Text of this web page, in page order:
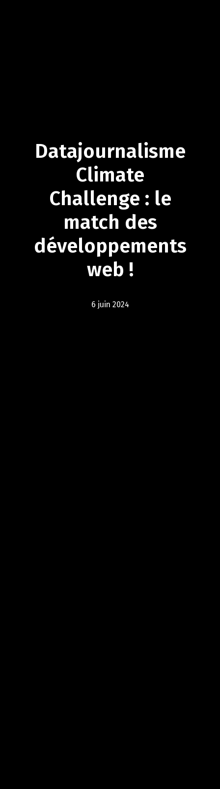
Datajournalisme
Climate
Challenge : le
match des
développements
web !
6 juin 2024